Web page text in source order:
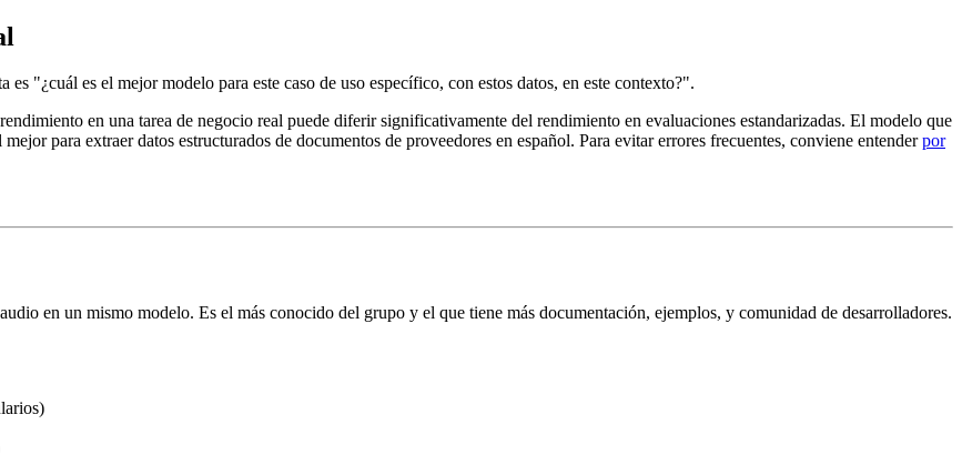
"¿cuál es el mejor modelo para este caso de uso específico, con estos datos, en este contexto?".
en una tarea de negocio real puede diferir significativamente del rendimiento en evaluaciones estandarizadas. El modelo que
para extraer datos estructurados de documentos de proveedores en español. Para evitar errores frecuentes, conviene entenderpor
en un mismo modelo. Es el más conocido del grupo y el que tiene más documentación, ejemplos, y comunidad de desarrolladores.